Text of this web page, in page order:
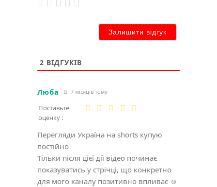
2 ВІДГУКІВ
Люба 7 місяців тому
Поставьте
оценку :
Перегляди Україна на shorts купую
постійно
Тільки після цієї дії відео починає
показуватись у стрічці, що конкретно
для мого каналу позитивно впливає ☺️